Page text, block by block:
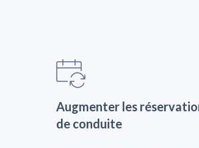
Augmenter les
de conduite